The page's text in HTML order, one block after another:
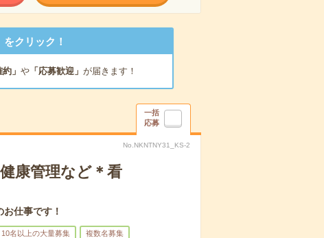
クリック！
」 や「応募歓迎」 が届きます！
一括
応募
No.NKNTNY31_KS-2
康管理など＊看
仕事です！
10名以上の大量募集 複数名募集